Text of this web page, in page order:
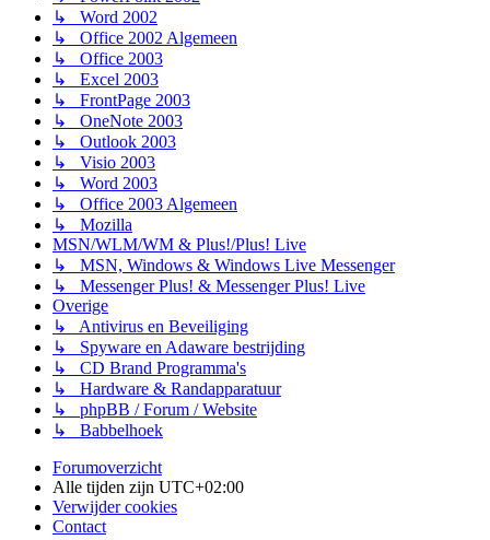
↳ Word 2002
↳ Office 2002 Algemeen
↳ Office 2003
↳ Excel 2003
↳ FrontPage 2003
↳ OneNote 2003
↳ Outlook 2003
↳ Visio 2003
↳ Word 2003
↳ Office 2003 Algemeen
↳ Mozilla
MSN/WLM/WM & Plus!/Plus! Live
↳ MSN, Windows & Windows Live Messenger
↳ Messenger Plus! & Messenger Plus! Live
Overige
↳ Antivirus en Beveiliging
↳ Spyware en Adaware bestrijding
↳ CD Brand Programma's
↳ Hardware & Randapparatuur
↳ phpBB / Forum / Website
↳ Babbelhoek
Forumoverzicht
Alle tijden zijn UTC+02:00
Verwijder cookies
Contact